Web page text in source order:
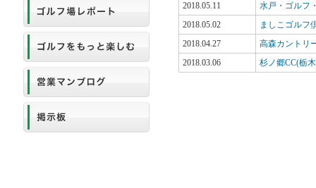
2018.05.11
水戸・ゴルフ
2018.05.02
ましこゴルフ
2018.04.27
高森カントリ
2018.03.06
杉ノ郷CC(栃